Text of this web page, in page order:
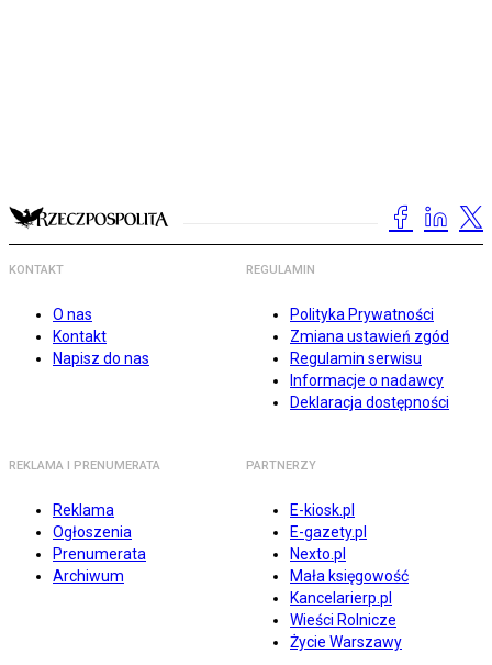
KONTAKT
O nas
Kontakt
Napisz do nas
REGULAMIN
Polityka Prywatności
Zmiana ustawień zgód
Regulamin serwisu
Informacje o nadawcy
Deklaracja dostępności
REKLAMA I PRENUMERATA
Reklama
Ogłoszenia
Prenumerata
Archiwum
PARTNERZY
E-kiosk.pl
E-gazety.pl
Nexto.pl
Mała księgowość
Kancelarierp.pl
Wieści Rolnicze
Życie Warszawy